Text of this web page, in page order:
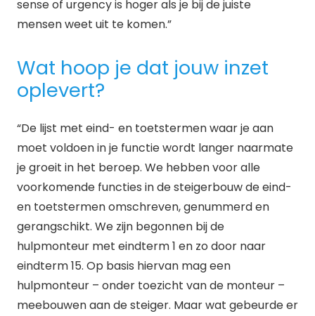
sense of urgency is hoger als je bij de juiste
mensen weet uit te komen.”
Wat hoop je dat jouw inzet
oplevert?
“De lijst met eind- en toetstermen waar je aan
moet voldoen in je functie wordt langer naarmate
je groeit in het beroep. We hebben voor alle
voorkomende functies in de steigerbouw de eind-
en toetstermen omschreven, genummerd en
gerangschikt. We zijn begonnen bij de
hulpmonteur met eindterm 1 en zo door naar
eindterm 15. Op basis hiervan mag een
hulpmonteur – onder toezicht van de monteur –
meebouwen aan de steiger. Maar wat gebeurde er